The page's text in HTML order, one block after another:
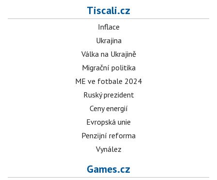
Tiscali.cz
Inflace
Ukrajina
Válka na Ukrajině
Migrační politika
ME ve fotbale 2024
Ruský prezident
Ceny energií
Evropská unie
Penzijní reforma
Vynález
Games.cz